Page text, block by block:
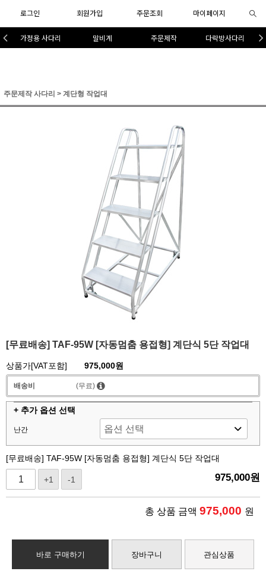
로그인 회원가입 주문조회 마이페이지
가정용 사다리 말비계 주문제작 다락방사다리
주문제작 사다리 > 계단형 작업대
[무료배송] TAF-95W [자동멈춤 용접형] 계단식 5단 작업대
상품가[VAT포함] 975,000원
배송비 (무료)
+ 추가 옵션 선택
난간
[무료배송] TAF-95W [자동멈춤 용접형] 계단식 5단 작업대
+1 -1 975,000원
총 상품 금액 975,000 원
바로 구매하기 장바구니 관심상품